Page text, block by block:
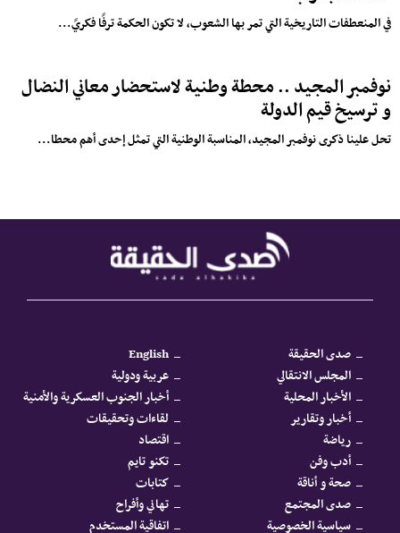
في المنعطفات التاريخية التي تمر بها الشعوب، لا تكون الحكمة ترفًا فكريً...
نوفمبر المجيد .. محطة وطنية لاستحضار معاني النضال
و ترسيخ قيم الدولة
تحل علينا ذكرى نوفمبر المجيد، المناسبة الوطنية التي تمثل إحدى أهم محطا...
صدى الحقيقة
English
المجلس الانتقالي
عربية ودولية
الأخبار المحلية
أخبار الجنوب العسكرية والأمنية
أخبار وتقارير
لقاءات وتحقيقات
رياضة
اقتصاد
أدب وفن
تكنو تايم
صحة و أناقة
كتابات
صدى المجتمع
تهاني وأفراح
سياسية الخصوصية
اتفاقية المستخدم